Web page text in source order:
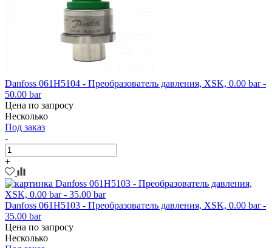
Danfoss 061H5104 - Преобразователь давления, XSK, 0.00 bar -
50.00 bar
Цена по запросу
Несколько
Под заказ
-
+
Danfoss 061H5103 - Преобразователь давления, XSK, 0.00 bar -
35.00 bar
Цена по запросу
Несколько